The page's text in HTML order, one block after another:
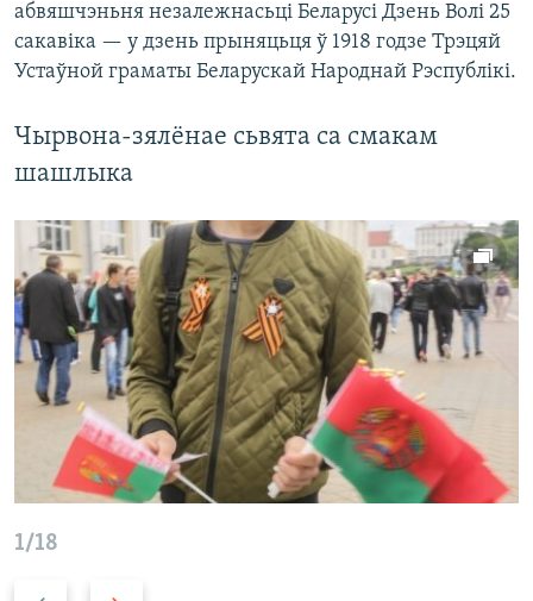
абвяшчэньня незалежнасьці Беларусі Дзень Волі 25
сакавіка — у дзень прыняцьця ў 1918 годзе Трэцяй
Устаўной граматы Беларускай Народнай Рэспублікі.
Чырвона-зялёнае сьвята са смакам
шашлыка
1/18